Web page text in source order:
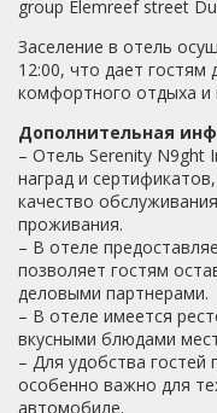
group Elemreef street
Заселение в отель
12:00, что дает гостям
комфортного отдыха и
Дополнительная
– Отель Serenity N9ght
наград и
качество
проживания.
– В отеле
позволяет гостям
деловыми партнерами.
– В отеле имеется
вкусными блюдами
– Для удобства гостей
особенно важно для
автомобиле.